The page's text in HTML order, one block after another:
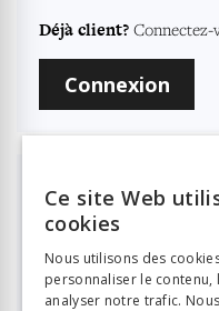
Déjà client?
Connexion
Je m'abonne
Nouvelle Revue
40.00 
Ce site Web
cookies
Nous utilisons des
personnaliser le contenu,
analyser notre trafic.